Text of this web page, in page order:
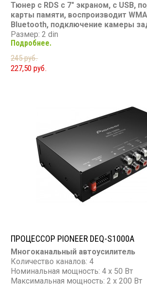
Тюнер с RDS с 7" экраном, с USB,
карты памяти, воспроизводит
Bluetooth, подключение камеры
Размер: 2 din
Подсветка: многоцветная
CD/MP3: нет/есть
DVD/Video: нет, 7" экран
TV-тюнер: нет
Съемная панель: нет
RCA (линейные) выходы: 3 пары
Мощность 45 Вт х 4
Подробнее.
245 руб.
227,50 руб.
ПРОЦЕССОР PIONEER DEQ-S1000A
Многоканальный автоусилитель
Количество каналов: 4
Номинальная мощность: 4 х 50 Вт
Максимальная мощность: 2 х 200 Вт